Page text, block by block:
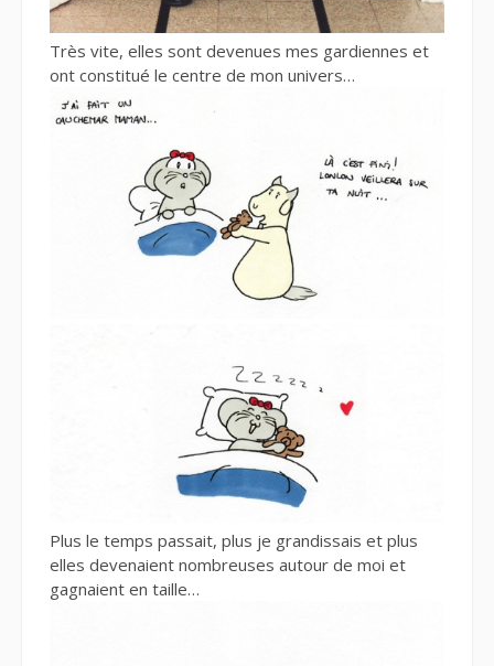
Très vite, elles sont devenues mes gardiennes et
ont constitué le centre de mon univers…
Plus le temps passait, plus je grandissais et plus
elles devenaient nombreuses autour de moi et
gagnaient en taille…